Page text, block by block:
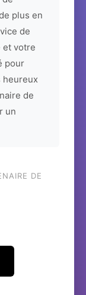
plus en
de
et votre
pour
heureux
de
un
DE